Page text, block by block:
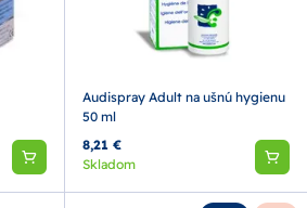
Audispray Adult na ušnú hygienu
50 ml
8,21 €
Skladom